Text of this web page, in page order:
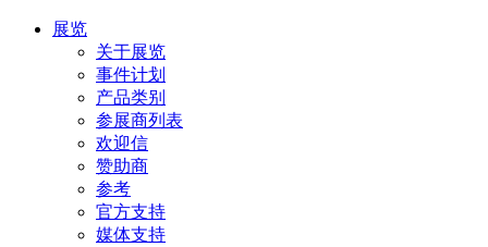
展览
关于展览
事件计划
产品类别
参展商列表
欢迎信
赞助商
参考
官方支持
媒体支持